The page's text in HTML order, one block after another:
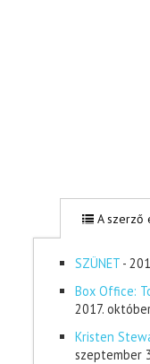
A szerző
SZÜNET -
Box Office:
2017.
Kristen
szeptember